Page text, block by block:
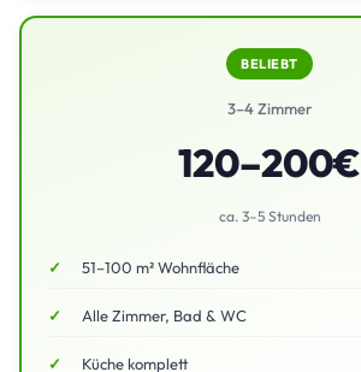
BELIEBT
3–4 Zimmer
120–200€
ca. 3–5 Stunden
51–100 m² Wohnfläche
Alle Zimmer, Bad & WC
Küche komplett